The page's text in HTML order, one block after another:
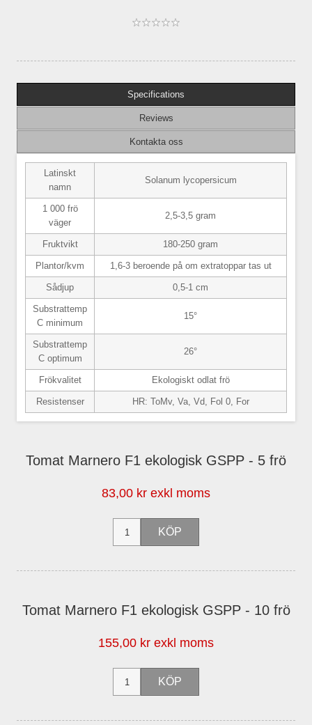
Specifications
Reviews
Kontakta oss
Latinskt
namn
Solanum lycopersicum
1 000 frö
väger
2,5-3,5 gram
Fruktvikt 180-250 gram
Plantor/kvm 1,6-3 beroende på om extratoppar tas ut
Sådjup 0,5-1 cm
Substrattemp
C minimum
15°
Substrattemp
C optimum
26°
Frökvalitet Ekologiskt odlat frö
Resistenser HR: ToMv, Va, Vd, Fol 0, For
Tomat Marnero F1 ekologisk GSPP - 5 frö
83,00 kr exkl moms
Tomat Marnero F1 ekologisk GSPP - 10 frö
155,00 kr exkl moms